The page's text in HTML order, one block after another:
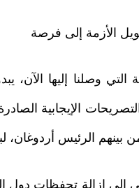
الأزمة إلى فرصة
وصلنا إليها الآن،
الإيجابية
بينهم الرئيس أردوغان،
إلى إزالة تحفظات دول